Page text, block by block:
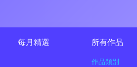
每月精選 所有作品
作品類別